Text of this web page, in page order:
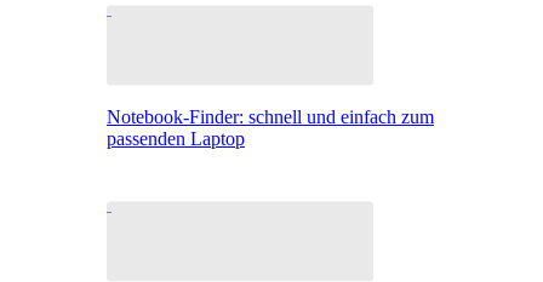
Notebook-Finder: schnell und einfach zum
passenden Laptop